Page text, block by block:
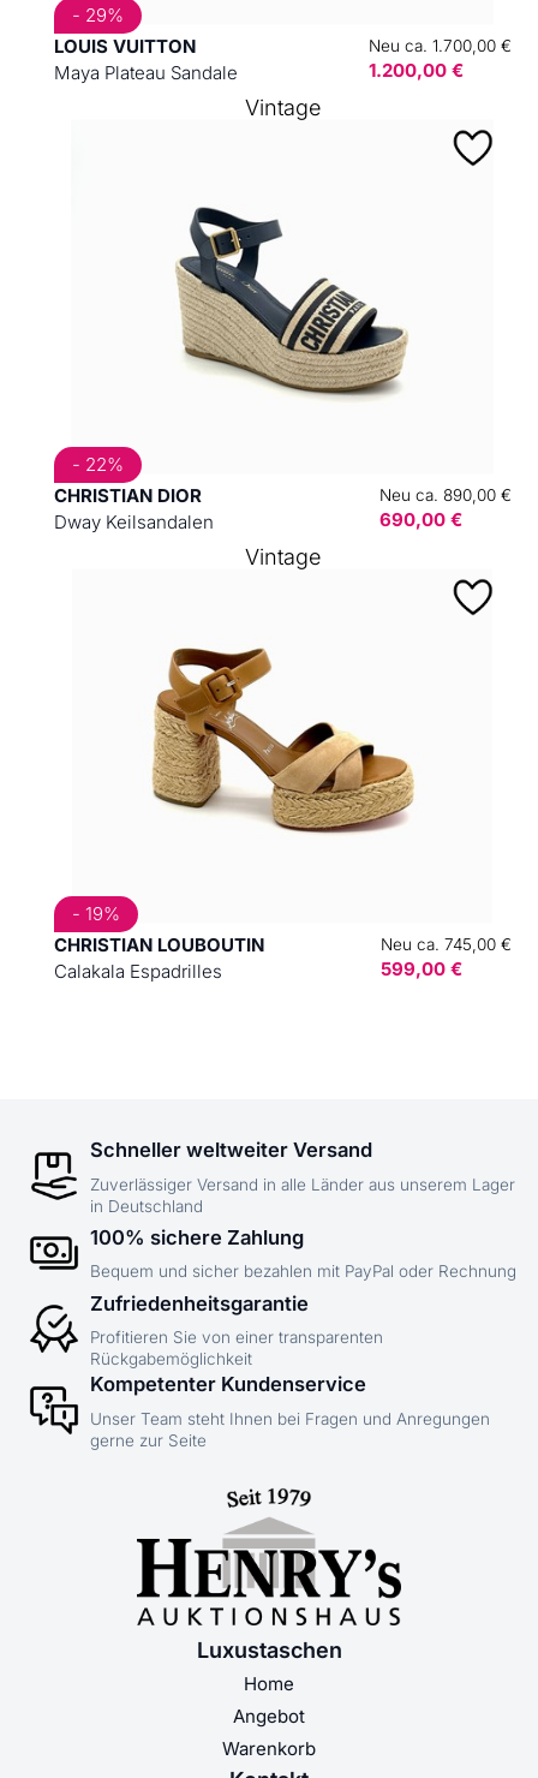
LOUIS VUITTON
Maya Plateau Sandale
Neu ca. 1.700,00 €
1.200,00 €
- 29%
CHRISTIAN DIOR
Dway Keilsandalen
Neu ca. 890,00 €
690,00 €
- 22%
Vintage
CHRISTIAN LOUBOUTIN
Calakala Espadrilles
Neu ca. 745,00 €
599,00 €
- 19%
Vintage
Schneller weltweiter Versand
Zuverlässiger Versand in alle Länder aus unserem Lager
in Deutschland
100% sichere Zahlung
Bequem und sicher bezahlen mit PayPal oder Rechnung
Zufriedenheitsgarantie
Profitieren Sie von einer transparenten
Rückgabemöglichkeit
Kompetenter Kundenservice
Unser Team steht Ihnen bei Fragen und Anregungen
gerne zur Seite
Luxustaschen
Home
Angebot
Warenkorb